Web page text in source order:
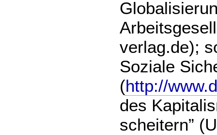
verlag.de);
Soziale
(http://
des
scheitern”